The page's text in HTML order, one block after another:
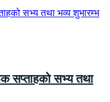
सप्ताहको सभ्य तथा